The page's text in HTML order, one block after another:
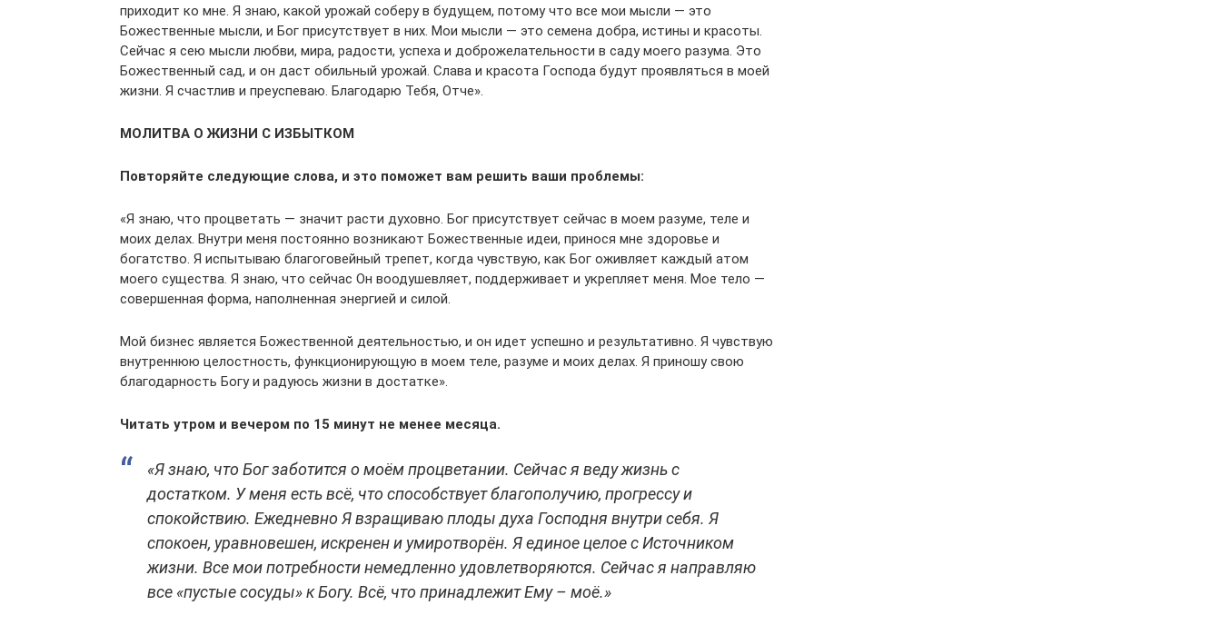
приходит ко мне. Я знаю, какой урожай соберу в будущем, потому что все мои мысли — это
Божественные мысли, и Бог присутствует в них. Мои мысли — это семена добра, истины и красоты.
Сейчас я сею мысли любви, мира, радости, успеха и доброжелательности в саду моего разума. Это
Божественный сад, и он даст обильный урожай. Слава и красота Господа будут проявляться в моей
жизни. Я счастлив и преуспеваю. Благодарю Тебя, Отче».
МОЛИТВА О ЖИЗНИ С ИЗБЫТКОМ
Повторяйте следующие слова, и это поможет вам решить ваши проблемы:
«Я знаю, что процветать — значит расти духовно. Бог присутствует сейчас в моем разуме, теле и
моих делах. Внутри меня постоянно возникают Божественные идеи, принося мне здоровье и
богатство. Я испытываю благоговейный трепет, когда чувствую, как Бог оживляет каждый атом
моего существа. Я знаю, что сейчас Он воодушевляет, поддерживает и укрепляет меня. Мое тело —
совершенная форма, наполненная энергией и силой.
Мой бизнес является Божественной деятельностью, и он идет успешно и результативно. Я чувствую
внутреннюю целостность, функционирующую в моем теле, разуме и моих делах. Я приношу свою
благодарность Богу и радуюсь жизни в достатке».
Читать утром и вечером по 15 минут не менее месяца.
«Я знаю, что Бог заботится о моём процветании. Сейчас я веду жизнь с
достатком. У меня есть всё, что способствует благополучию, прогрессу и
спокойствию. Ежедневно Я взращиваю плоды духа Господня внутри себя. Я
спокоен, уравновешен, искренен и умиротворён. Я единое целое с Источником
жизни. Все мои потребности немедленно удовлетворяются. Сейчас я направляю
все «пустые сосуды» к Богу. Всё, что принадлежит Ему – моё.»